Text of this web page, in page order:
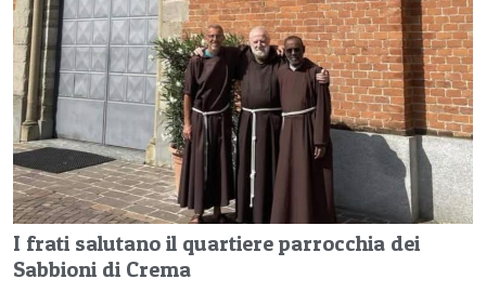
I frati salutano il quartiere parrocchia dei
Sabbioni di Crema